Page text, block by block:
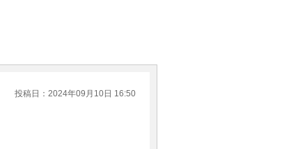
投稿日：2024年09月10日 16:50